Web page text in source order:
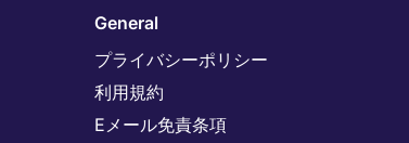
General
プライバシーポリシー
利用規約
Eメール免責条項